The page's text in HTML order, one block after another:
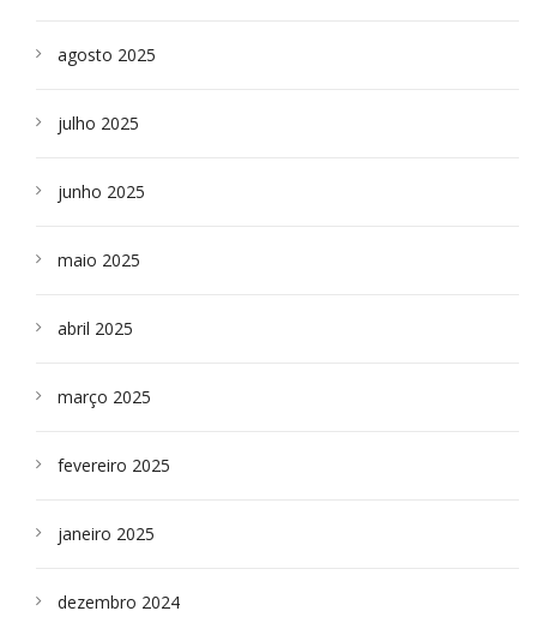
agosto 2025
julho 2025
junho 2025
maio 2025
abril 2025
março 2025
fevereiro 2025
janeiro 2025
dezembro 2024